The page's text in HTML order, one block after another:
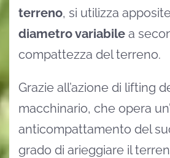
terreno, si utilizza apposite
diametro variabile a
compattezza del terreno.
Grazie all’azione di lifting
macchinario, che opera
anticompattamento del
grado di arieggiare il